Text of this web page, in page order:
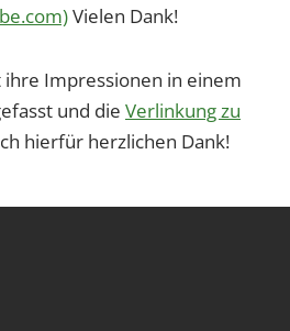
Vielen Dank!
Impressionen in einem
und die Verlinkung zu
hierfür herzlichen Dank!